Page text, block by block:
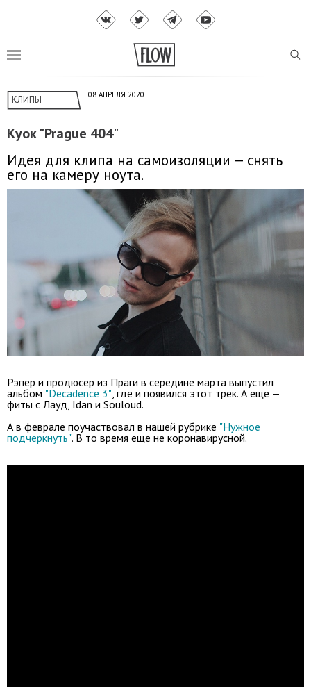
КЛИПЫ 08 АПРЕЛЯ 2020
Куок "Prague 404"
Идея для клипа на самоизоляции — снять
его на камеру ноута.
Рэпер и продюсер из Праги в середине марта выпустил
альбом "Decadence 3" , где и появился этот трек. А еще —
фиты с Лауд, Idan и Souloud.
А в феврале поучаствовал в нашей рубрике "Нужное
подчеркнуть". В то время еще не коронавирусной.